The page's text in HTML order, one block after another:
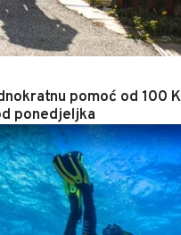
pomoć od 100
ponedjeljka